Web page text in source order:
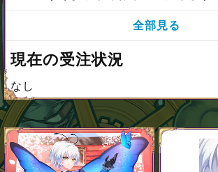
全部見る
現在の受注状況
なし